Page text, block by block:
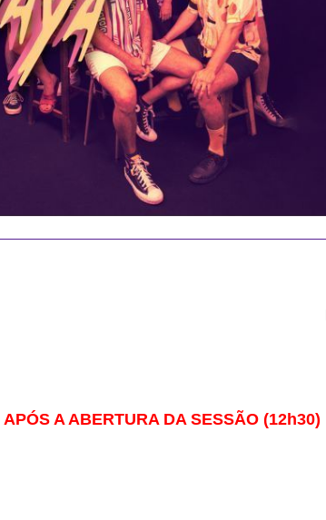
A ABERTURA DA SESSÃO (12h30)